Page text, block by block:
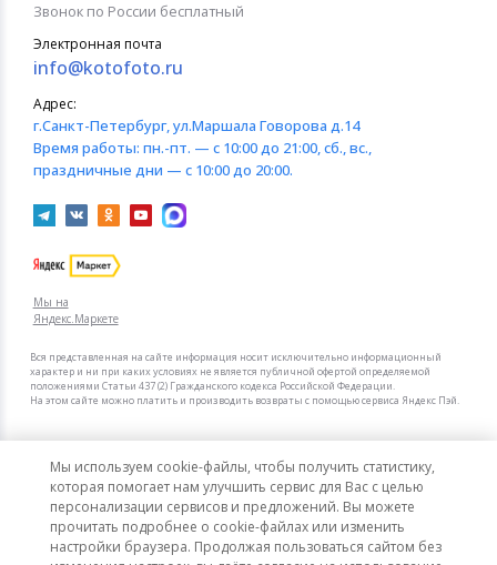
Мы используем cookie-файлы, чтобы получить статистику,
которая помогает нам улучшить сервис для Вас с целью
персонализации сервисов и предложений. Вы можете
прочитать подробнее о cookie-файлах или изменить
настройки браузера. Продолжая пользоваться сайтом без
Мы на
Яндекс.Маркете
Звонок по России бесплатный
Электронная почта
info@kotofoto.ru
Адрес:
г.Санкт-Петербург, ул.Маршала Говорова д.14
Время работы: пн.-пт. — с 10:00 до 21:00, сб., вс.,
праздничные дни — с 10:00 до 20:00.
Вся представленная на сайте информация носит исключительно информационный
характер и ни при каких условиях не является публичной офертой определяемой
положениями Статьи 437 (2) Гражданского кодекса Российской Федерации.
На этом сайте можно платить и производить возвраты с помощью сервиса Яндекс Пэй.
Мы в других городах
Санкт-Петербург
Москва
Интернет-гипермаркет актуальных товаров «КотоФото»
© 2008–2026. Все цены указаны в рублях РФ.